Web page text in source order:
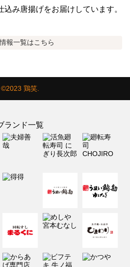
込み唐揚げをお届けしています。
報一覧はこちら
©2023 鶏笑.
ランド一覧